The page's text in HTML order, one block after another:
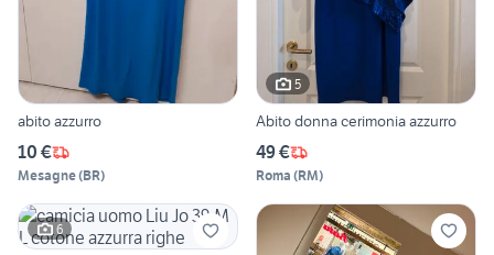
abito azzurro
10 €
Mesagne(BR)
5
Abito donna cerimonia azzurro
49 €
Roma (RM)
6